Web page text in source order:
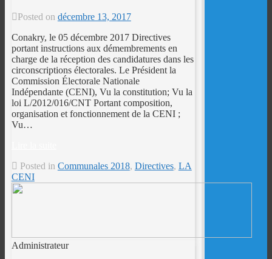
Posted on décembre 13, 2017
Conakry, le 05 décembre 2017 Directives
portant instructions aux démembrements en
charge de la réception des candidatures dans les
circonscriptions électorales. Le Président la
Commission Électorale Nationale
Indépendante (CENI), Vu la constitution; Vu la
loi L/2012/016/CNT Portant composition,
organisation et fonctionnement de la CENI ;
Vu…
Posted in Communales 2018, Directives, LA
CENI
Administrateur